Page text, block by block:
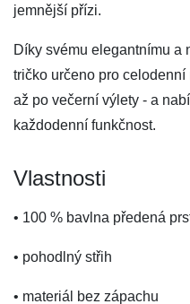
jemnější přízi.
Díky svému elegantnímu a
tričko určeno pro
až po večerní výlety - a
každodenní funkčnost.
Vlastnosti
• 100 % bavlna předená
• pohodlný střih
• materiál bez zápachu